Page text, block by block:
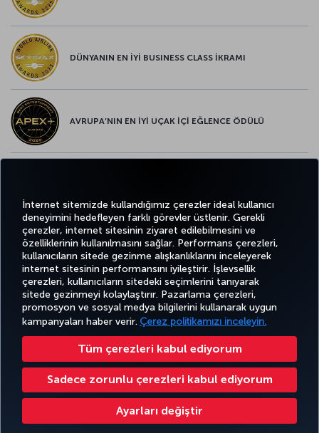
İnternet sitemizde kullandığımız çerezler ideal kullanıcı
deneyimini hedefleyen farklı görevler üstlenir. Gerekli
çerezler, internet sitesinin ziyaret edilebilmesini ve
özelliklerinin kullanılmasını sağlar. Performans çerezleri,
kullanıcıların sitede gezinme alışkanlıklarını inceleyerek
internet sitesinin performansını iyileştirir. İşlevsellik
çerezleri, kullanıcıların sitedeki seçimlerini tanıyarak
sitede gezinmeyi kolaylaştırır. Pazarlama çerezleri,
promosyon ve sosyal medya bilgilerini kullanarak uygun
kampanyaları haber verir. Çerez politikamızı inceleyin.
Tüm çerezleri kabul ediyorum
Sadece zorunlu çerezleri kabul ediyorum
Ayarları değiştir
DÜNYANIN EN İYİ BUSINESS CLASS İKRAMI
AVRUPA’NIN EN İYİ UÇAK İÇİ EĞLENCE ÖDÜLÜ
TwitterFacebook
Instagram
YoutubeLinkedIn
TiktokBlogPinterest
BİLET
AL VE
YÖNET
DENEYİM
FIRSATLAR
VE UÇUŞ
NOKTALARI
YARDIM MILES&SMILES
Bilgi Toplumu Hizmetleri Erişilebilirlik Gizlilik ve Çerez Politikası Yasal Uyarı Yolcu Hakları
Çerez Ayarlarını Değiştir
Türk Hava Yolları A.O. Her hakkı saklıdır. © 1996 - 2026